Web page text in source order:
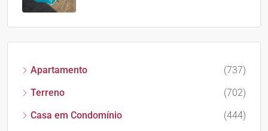
Apartamento
(737)
Terreno
(702)
Casa em Condomínio
(444)